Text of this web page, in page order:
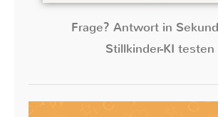
Frage? Antwort in
Stillkinder-KI testen